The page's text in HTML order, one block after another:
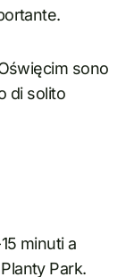
sono
di solito
minuti a
Park.